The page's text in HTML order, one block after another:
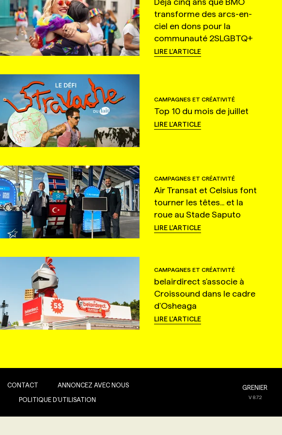
transforme des arcs-en-
ciel en dons pour la
communauté 2SLGBTQ+
LIRE L'ARTICLE
CAMPAGNES ET CRÉATIVITÉ
Top 10 du mois de juillet
LIRE L'ARTICLE
CAMPAGNES ET CRÉATIVITÉ
Air Transat et Celsius font
tourner les têtes... et la
roue au Stade Saputo
LIRE L'ARTICLE
CAMPAGNES ET CRÉATIVITÉ
belairdirect s'associe à
Croissound dans le cadre
d'Osheaga
LIRE L'ARTICLE
CONTACT ANNONCEZ AVEC NOUS
POLITIQUE D’UTILISATION
GRENIER
V8.7.2